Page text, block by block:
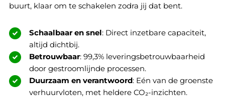
buurt, klaar om te schakelen zodra jij dat bent.
Schaalbaar en snel: Direct inzetbare capaciteit,
altijd dichtbij.
Betrouwbaar: 99,3% leveringsbetrouwbaarheid
door gestroomlijnde processen.
Duurzaam en verantwoord: Eén van de groenste
verhuurvloten, met heldere CO₂-inzichten.